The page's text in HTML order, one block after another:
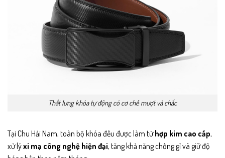
Thắt lưng khóa tự động có cơ chế mượt và chắc
Tại Chu Hải Nam, toàn bộ khóa đều được làm từhợp kim cao cấp,
xử lýxi mạ công nghệ hiện đại, tăng khả năng chống gỉ và giữ độ